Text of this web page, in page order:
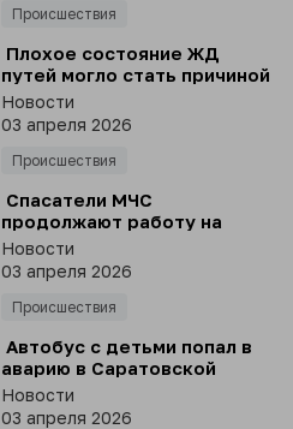
Происшествия
⁣ Плохое состояние ЖД
путей могло стать причиной
схода вагонов с рельсов в
Ульяновской области
Новости
03 апреля 2026
Происшествия
⁣ Спасатели МЧС
продолжают работу на
месте схода пассажирских
вагонов поезда Москва -
Челябинск в Ульяновской
области
Новости
03 апреля 2026
Происшествия
⁣ Автобус с детьми попал в
аварию в Саратовской
области
Новости
03 апреля 2026